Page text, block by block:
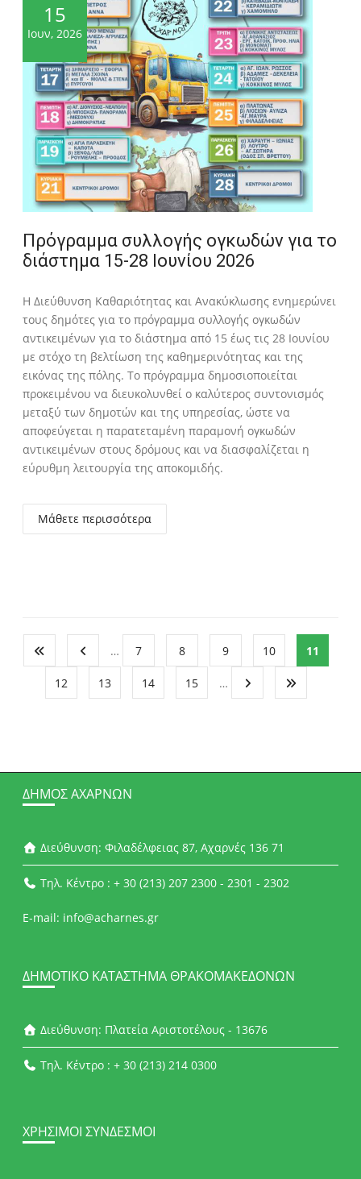
15
Ιουν, 2026
Πρόγραμμα συλλογής ογκωδών για το
διάστημα 15-28 Ιουνίου 2026
Η Διεύθυνση Καθαριότητας και Ανακύκλωσης ενημερώνει
τους δημότες για το πρόγραμμα συλλογής ογκωδών
αντικειμένων για το διάστημα από 15 έως τις 28 Ιουνίου
με στόχο τη βελτίωση της καθημερινότητας και της
εικόνας της πόλης. Το πρόγραμμα δημοσιοποιείται
προκειμένου να διευκολυνθεί ο καλύτερος συντονισμός
μεταξύ των δημοτών και της υπηρεσίας, ώστε να
αποφεύγεται η παρατεταμένη παραμονή ογκωδών
αντικειμένων στους δρόμους και να διασφαλίζεται η
εύρυθμη λειτουργία της αποκομιδής.
Μάθετε περισσότερα
… 7 8 9 10 11
12 13 14 15 …
ΔΉΜΟΣ ΑΧΑΡΝΏΝ
Διεύθυνση: Φιλαδέλφειας 87, Αχαρνές 136 71
Τηλ. Κέντρο : + 30 (213) 207 2300 - 2301 - 2302
E-mail: info@acharnes.gr
ΔΗΜΟΤΙΚΌ ΚΑΤΆΣΤΗΜΑ ΘΡΑΚΟΜΑΚΕΔΌΝΩΝ
Διεύθυνση: Πλατεία Αριστοτέλους - 13676
Τηλ. Κέντρο : + 30 (213) 214 0300
ΧΡΉΣΙΜΟΙ ΣΎΝΔΕΣΜΟΙ